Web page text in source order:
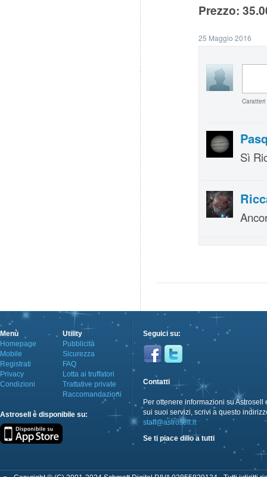
Prezzo:
25 Maggio 2016
Sì
Menù
Homepage
Mobile
Registrati
Privacy
Condizioni
Utility
Pubblicità
Sicurezza
FAQ
Lotta ai truffatori
Trattative private
Raccomandazioni
Astrosell è disponibile su:
Seguici su:
Contatti
Per ottenere informazioni su Astrosell
sui suoi servizi, scrivi a questo
staff@astrosell.it
Se ti piace dillo a tutti